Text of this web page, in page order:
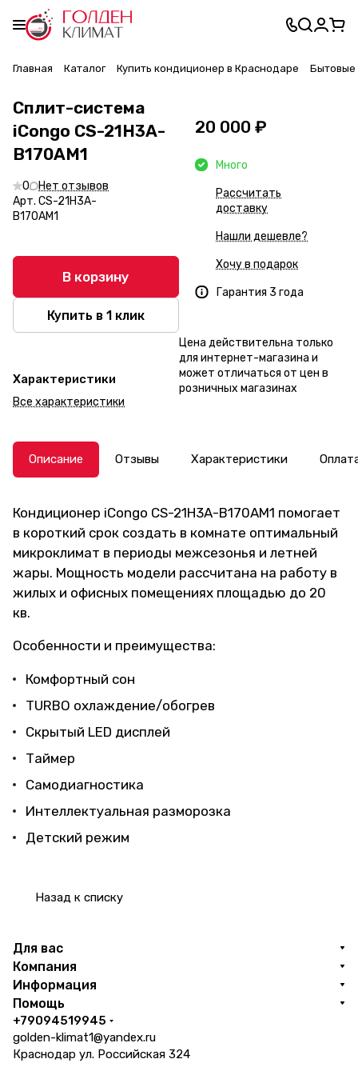
Главная Каталог Купить кондиционер в Краснодаре Бытовые
Сплит-система
iCongo CS-21H3A-
B170AM1
0
Нет отзывов
Арт. CS-21H3A-
B170AM1
В корзину
Купить в 1 клик
Характеристики
Все характеристики
20 000 ₽
Много
Рассчитать
доставку
Нашли дешевле?
Хочу в подарок
Гарантия 3 года
Цена действительна только
для интернет-магазина и
может отличаться от цен в
розничных магазинах
Описание Отзывы Характеристики
Кондиционер iCongo CS-21H3A-B170AM1 помогает
в короткий срок создать в комнате оптимальный
микроклимат в периоды межсезонья и летней
жары. Мощность модели рассчитана на работу в
жилых и офисных помещениях площадью до 20
кв.
Особенности и преимущества:
Комфортный сон
TURBO охлаждение/обогрев
Скрытый LED дисплей
Таймер
Самодиагностика
Интеллектуальная разморозка
Детский режим
Назад к списку
Для вас
Компания
Информация
Помощь
+79094519945
golden-klimat1@yandex.ru
Краснодар ул. Российская 324